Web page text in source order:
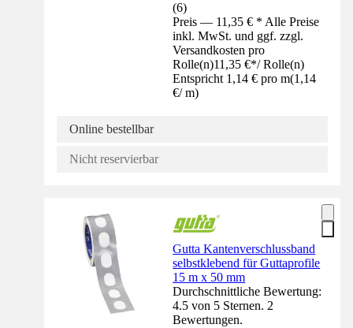
(6)
Preis — 11,35 € * Alle Preise
inkl. MwSt. und ggf. zzgl.
Versandkosten pro
Rolle(n)11,35 €*/ Rolle(n)
Entspricht 1,14 € pro m(1,14
€/ m)
Online bestellbar
Nicht reservierbar
Gutta Kantenverschlussband
selbstklebend für Guttaprofile
15 m x 50 mm
Durchschnittliche Bewertung:
4.5 von 5 Sternen. 2
Bewertungen.